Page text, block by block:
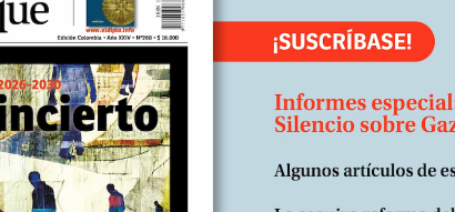
de una revolución social, política y científica, que por
humana es de escala global. En medio de esta novedad las
de nuevo conocimiento, el número de doctores (Ph.D.)
indican la inserción global alcanzada por cada